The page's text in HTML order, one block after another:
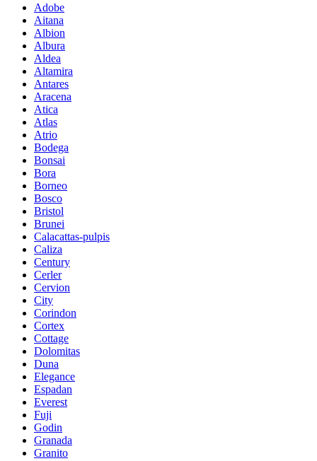
Adobe
Aitana
Albion
Albura
Aldea
Altamira
Antares
Aracena
Atica
Atlas
Atrio
Bodega
Bonsai
Bora
Borneo
Bosco
Bristol
Brunei
Calacattas-pulpis
Caliza
Century
Cerler
Cervion
City
Corindon
Cortex
Cottage
Dolomitas
Duna
Elegance
Espadan
Everest
Fuji
Godin
Granada
Granito